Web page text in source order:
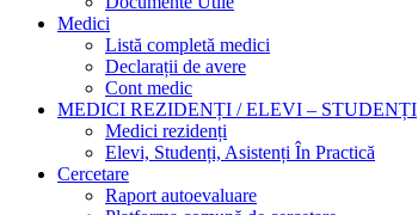
Medici
Listă completă medici
Declarații de avere
Cont medic
MEDICI REZIDENȚI / ELEVI – STUDENȚI
Medici rezidenți
Elevi, Studenți, Asistenți În Practică
Cercetare
Raport autoevaluare